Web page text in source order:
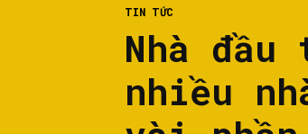
TIN TỨC
Nhà đầu
nhiều